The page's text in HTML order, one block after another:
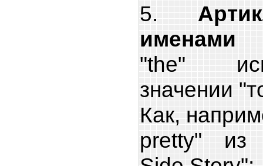
5.
именами
"the"
значении
Как,
pretty" из